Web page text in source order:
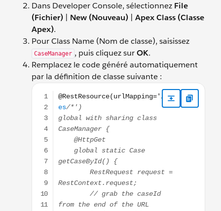
Dans Developer Console, sélectionnez File
(Fichier)
New (Nouveau)
Apex Class (Classe
Apex).
Pour Class Name (Nom de classe), saisissez
CaseManager , puis cliquez surOK.
Remplacez le code généré automatiquement
par la définition de classe suivante :
@RestResource(urlMapping='/Cases/*') global